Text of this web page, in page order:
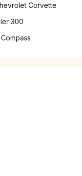
Corvette
300